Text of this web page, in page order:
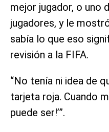
mejor jugador, o uno
jugadores, y le
sabía lo que eso
revisión a la FIFA.
“No tenía ni idea de
tarjeta roja. Cuando
puede ser!’”.